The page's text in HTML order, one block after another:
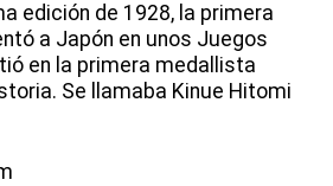
edición de 1928, la primera
a Japón en unos Juegos
en la primera medallista
Se llamaba Kinue Hitomi